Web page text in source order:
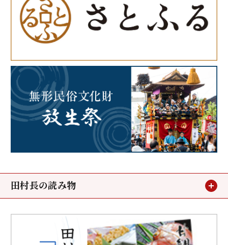
田村長の読み物
お客様の声
メディア掲載